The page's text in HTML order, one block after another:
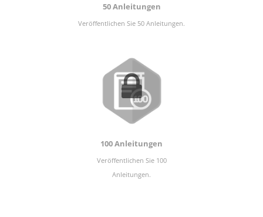
50 Anleitungen
Veröffentlichen Sie 50 Anleitungen.
100 Anleitungen
Veröffentlichen Sie 100
Anleitungen.